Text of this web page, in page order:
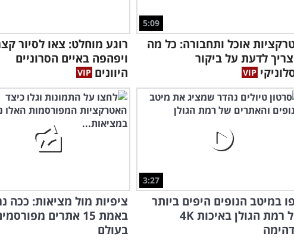
5:09
אוכל ותחבורה: כל מה
לדעת על ביקור
רוגע מוחלט: צאו לסיור
ויפהפה באיים הסרוניים
היוונים
3:27
במיטב הנופים היפים ביותר
של רמת הגולן באיכות 4K
ציפיות מול מציאות: ככה
באמת 15 אתרים
בעולם